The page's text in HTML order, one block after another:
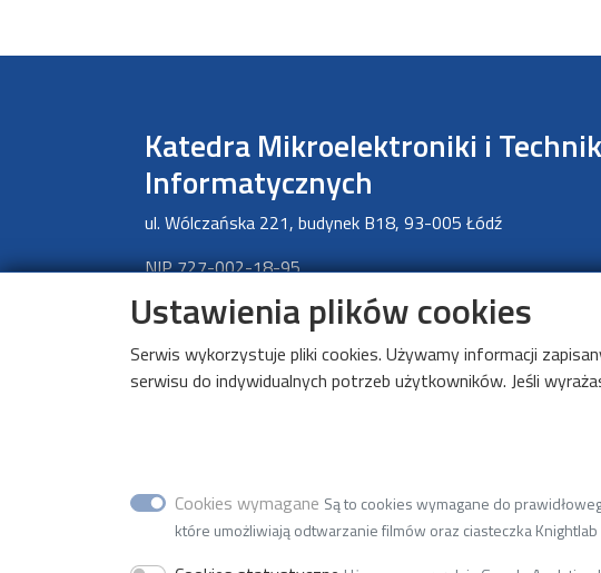
Katedra Mikroelektroniki i Technik
Informatycznych
ul. Wólczańska 221, budynek B18, 93-005 Łódź
NIP 727-002-18-95
tel. +48 (42) 631 27 27
faks +48 (42) 636 03 27
e-mail w2k22(at)adm.p.lodz.pl
Ustawienia plików cookies
Serwis wykorzystuje pliki cookies. Używamy informacji
serwisu do indywidualnych potrzeb użytkowników. Jeśli
Cookies wymagane Są to cookies wymagane do
które umożliwiają odtwarzanie filmów oraz ciasteczka